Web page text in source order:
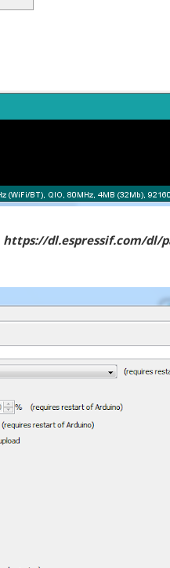
https://dl.espressif.com/dl/